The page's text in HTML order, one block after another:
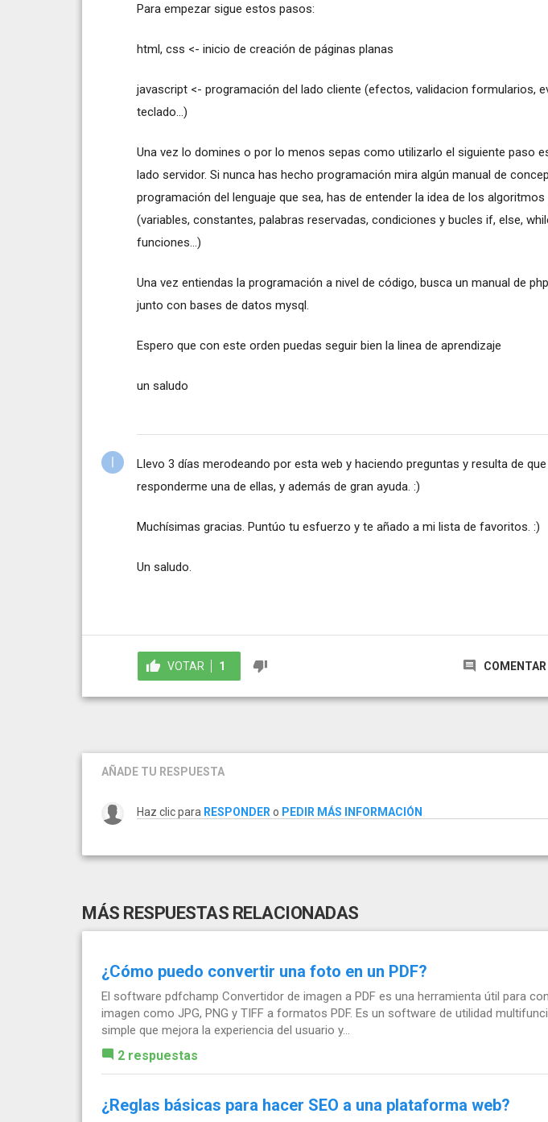
Para empezar sigue estos pasos:
html, css <- inicio de creación de páginas planas
javascript <- programación del lado cliente (efectos, validacion formularios,
teclado...)
Una vez lo domines o por lo menos sepas como utilizarlo el siguiente paso
lado servidor. Si nunca has hecho programación mira algún manual de
programación del lenguaje que sea, has de entender la idea de los
(variables, constantes, palabras reservadas, condiciones y bucles if, else,
funciones...)
Una vez entiendas la programación a nivel de código, busca un manual de
junto con bases de datos mysql.
Espero que con este orden puedas seguir bien la linea de aprendizaje
un saludo
Llevo 3 días merodeando por esta web y haciendo preguntas y resulta de
responderme una de ellas, y además de gran ayuda. :)
Muchísimas gracias. Puntúo tu esfuerzo y te añado a mi lista de favoritos. :)
Un saludo.
VOTAR 1 COMENTAR
AÑADE TU RESPUESTA
Haz clic para RESPONDERo PEDIR MÁS INFORMACIÓN
MÁS RESPUESTAS RELACIONADAS
¿Cómo puedo convertir una foto en un PDF?
El software pdfchamp Convertidor de imagen a PDF es una herramienta útil para
imagen como JPG, PNG y TIFF a formatos PDF. Es un software de utilidad
simple que mejora la experiencia del usuario y...
2 respuestas
¿Reglas básicas para hacer SEO a una plataforma web?